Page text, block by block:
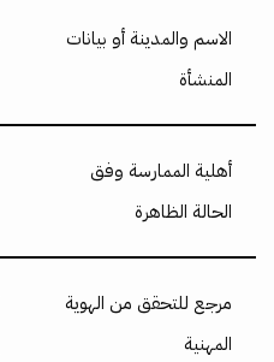
الاسم والمدينة أو بيانات
المنشأة
أهلية الممارسة وفق
الحالة الظاهرة
مرجع للتحقق من الهوية
المهنية